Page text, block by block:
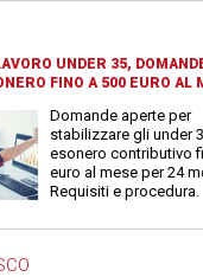
UNDER 35,
FINO A 500 EURO AL
Domande aperte per
stabilizzare gli under
esonero contributivo
euro al mese per 24
Requisiti e procedura.